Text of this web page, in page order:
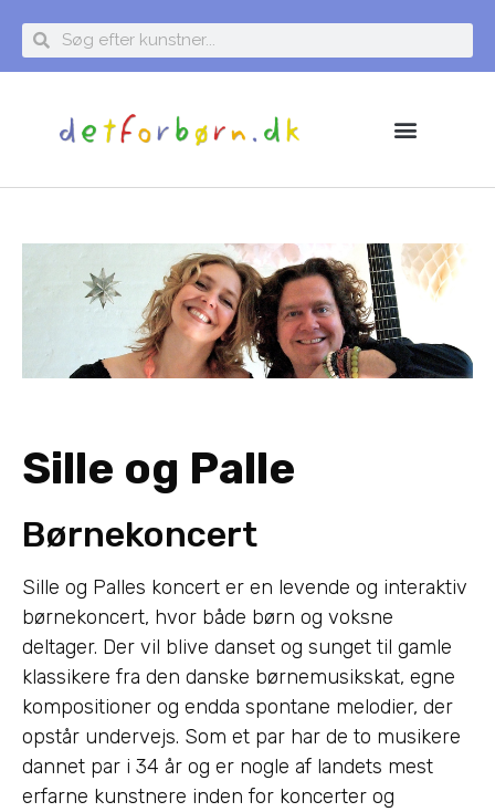
Sille og Palle
Børnekoncert
Sille og Palles koncert er en levende og interaktiv
børnekoncert, hvor både børn og voksne
deltager. Der vil blive danset og sunget til gamle
klassikere fra den danske børnemusikskat, egne
kompositioner og endda spontane melodier, der
opstår undervejs. Som et par har de to musikere
dannet par i 34 år og er nogle af landets mest
erfarne kunstnere inden for koncerter og